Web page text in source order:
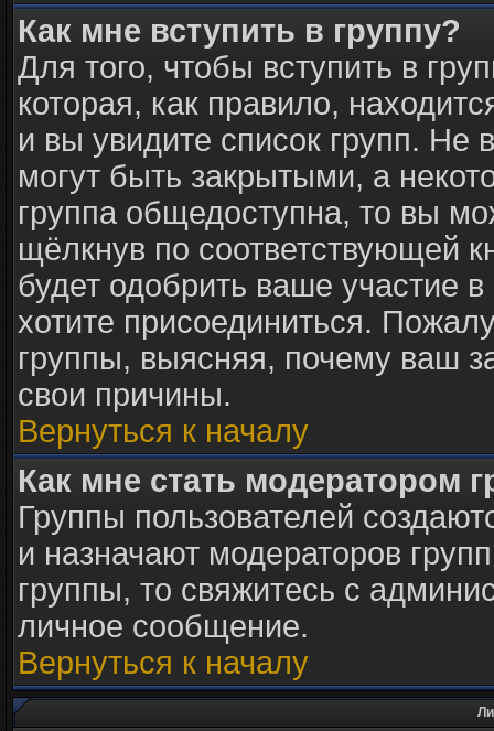
Как мне вступить в группу?
Для того, чтобы вступить в
которая, как правило,
и вы увидите список групп. Не
могут быть закрытыми, а
группа общедоступна, то вы
щёлкнув по соответствующей
будет одобрить ваше участие
хотите присоединиться.
группы, выясняя, почему ваш
свои причины.
Вернуться к началу
Как мне стать модератором
Группы пользователей
и назначают модераторов
группы, то свяжитесь с
личное сообщение.
Вернуться к началу